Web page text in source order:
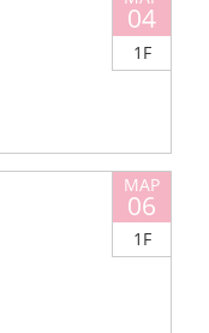
04
1F
06
1F